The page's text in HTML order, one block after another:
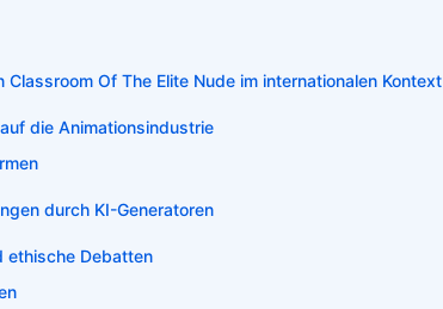
Of The Elite Nude im internationalen Kontext
die Animationsindustrie
durch KI-Generatoren
ethische Debatten